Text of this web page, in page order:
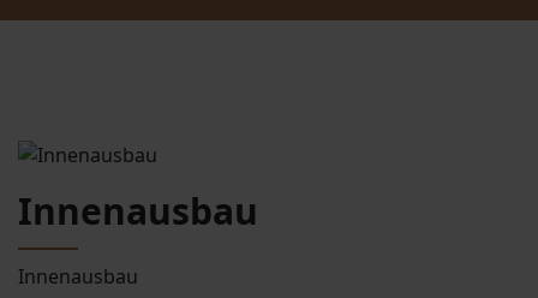
Innenausbau
Innenausbau